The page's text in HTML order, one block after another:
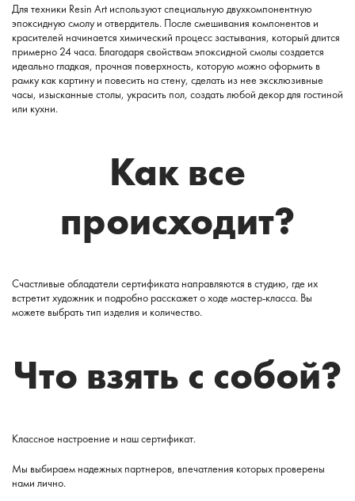
Для техники Resin Art используют специальную двухкомпонентную
эпоксидную смолу и отвердитель. После смешивания компонентов и
красителей начинается химический процесс застывания, который длится
примерно 24 часа. Благодаря свойствам эпоксидной смолы создается
идеально гладкая, прочная поверхность, которую можно оформить в
рамку как картину и повесить на стену, сделать из нее эксклюзивные
часы, изысканные столы, украсить пол, создать любой декор для гостиной
или кухни.
Как все
происходит?
Счастливые обладатели сертификата направляются в студию, где их
встретит художник и подробно расскажет о ходе мастер-класса. Вы
можете выбрать тип изделия и количество.
Что взять с собой?
Классное настроение и наш сертификат.
Мы выбираем надежных партнеров, впечатления которых проверены
нами лично.